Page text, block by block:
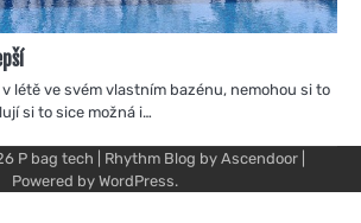
létě ve svém vlastním bazénu, nemohou si to
si to sice možná i…
P bag tech | Rhythm Blog by Ascendoor
Powered by WordPress.